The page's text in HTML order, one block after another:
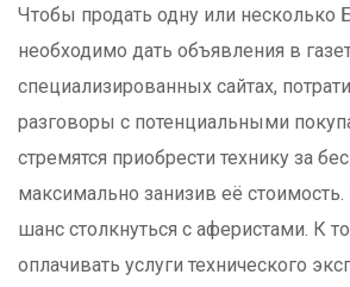
Чтобы продать одну или несколько
необходимо дать объявления в
специализированных сайтах,
разговоры с потенциальными
стремятся приобрести технику за
максимально занизив её
шанс столкнуться с аферистами. К
оплачивать услуги технического